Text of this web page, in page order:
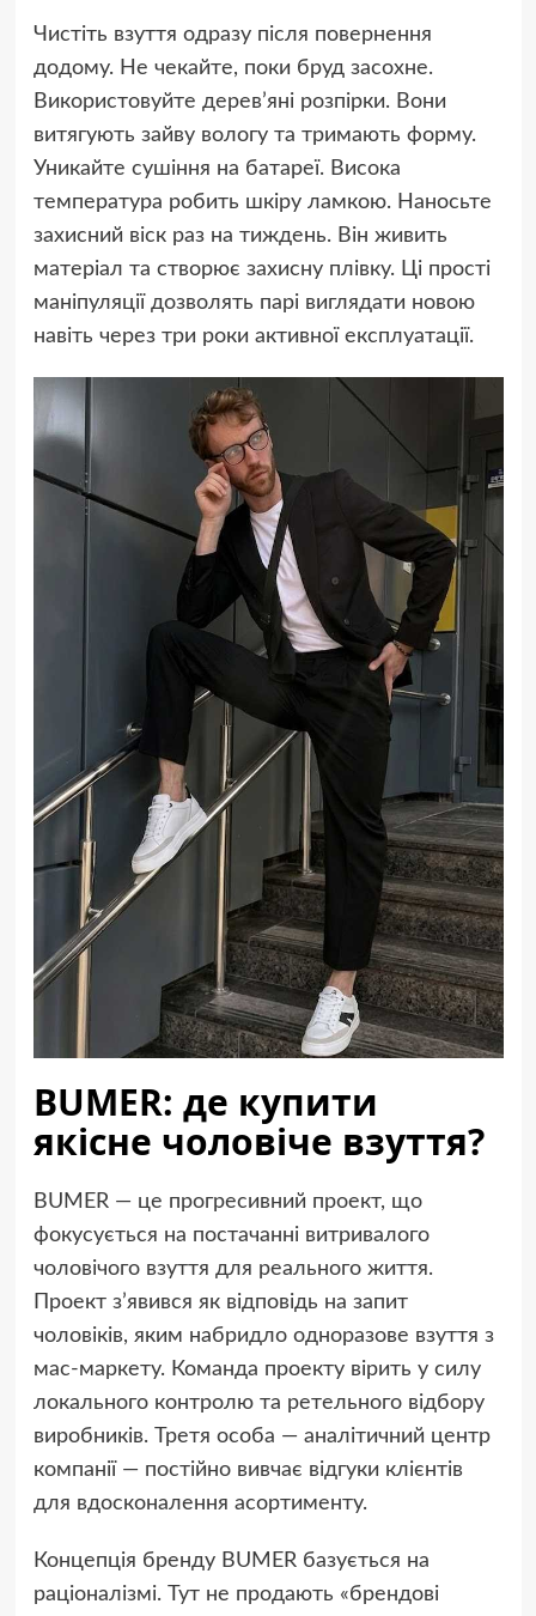
Чистіть взуття одразу після повернення
додому. Не чекайте, поки бруд засохне.
Використовуйте дерев’яні розпірки. Вони
витягують зайву вологу та тримають форму.
Уникайте сушіння на батареї. Висока
температура робить шкіру ламкою. Наносьте
захисний віск раз на тиждень. Він живить
матеріал та створює захисну плівку. Ці прості
маніпуляції дозволять парі виглядати новою
навіть через три роки активної експлуатації.
BUMER: де купити
якісне чоловіче взуття?
BUMER — це прогресивний проект, що
фокусується на постачанні витривалого
чоловічого взуття для реального життя.
Проект з’явився як відповідь на запит
чоловіків, яким набридло одноразове взуття з
мас-маркету. Команда проекту вірить у силу
локального контролю та ретельного відбору
виробників. Третя особа — аналітичний центр
компанії — постійно вивчає відгуки клієнтів
для вдосконалення асортименту.
Концепція бренду BUMER базується на
раціоналізмі. Тут не продають «брендові